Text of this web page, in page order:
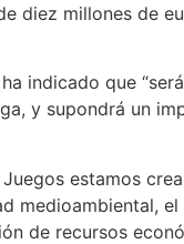
diez millones de
indicado que
y supondrá un
estamos
medioambiental,
de recursos